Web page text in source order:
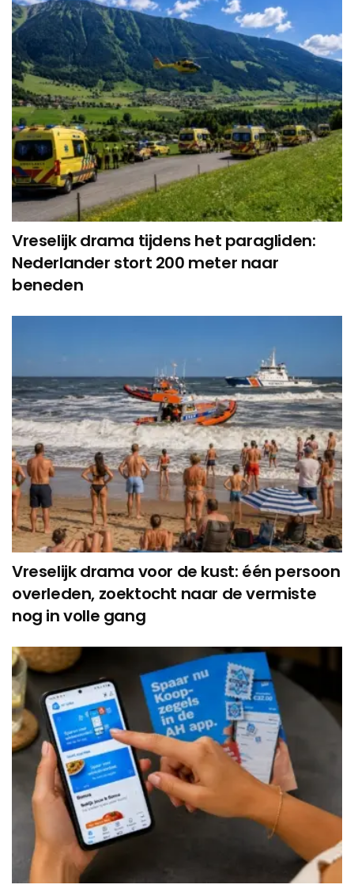
Vreselijk drama tijdens het paragliden:
Nederlander stort 200 meter naar
beneden
Vreselijk drama voor de kust: één persoon
overleden, zoektocht naar de vermiste
nog in volle gang